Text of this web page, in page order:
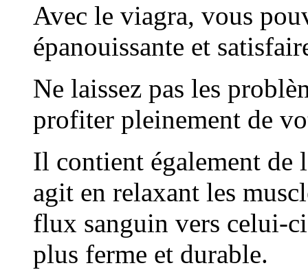
Avec le viagra, vous
épanouissante et
Ne laissez pas les
profiter pleinement de
Il contient également de
agit en relaxant les
flux sanguin vers celui-
plus ferme et durable.